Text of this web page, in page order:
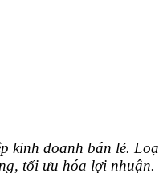
kinh doanh bán lẻ.
tối ưu hóa lợi nhuận.